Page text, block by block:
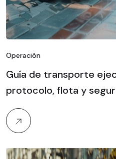
Operación
Guía de transporte
protocolo, flota y